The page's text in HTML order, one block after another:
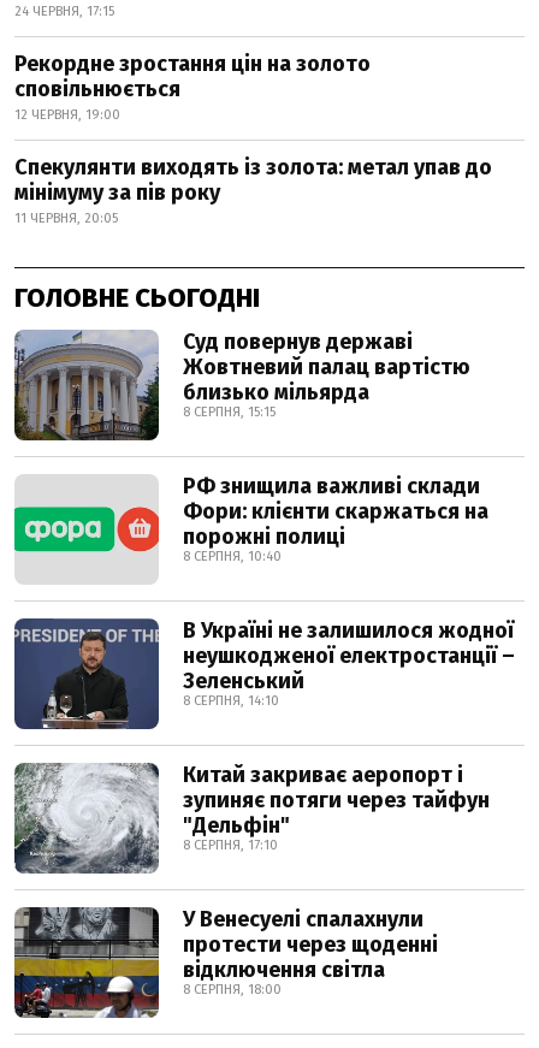
24 ЧЕРВНЯ, 17:15
Рекордне зростання цін на золото
сповільнюється
12 ЧЕРВНЯ, 19:00
Спекулянти виходять із золота: метал упав до
мінімуму за пів року
11 ЧЕРВНЯ, 20:05
ГОЛОВНЕ СЬОГОДНІ
Суд повернув державі
Жовтневий палац вартістю
близько мільярда
8 СЕРПНЯ, 15:15
РФ знищила важливі склади
Фори: клієнти скаржаться на
порожні полиці
8 СЕРПНЯ, 10:40
В Україні не залишилося жодної
неушкодженої електростанції –
Зеленський
8 СЕРПНЯ, 14:10
Китай закриває аеропорт і
зупиняє потяги через тайфун
"Дельфін"
8 СЕРПНЯ, 17:10
У Венесуелі спалахнули
протести через щоденні
відключення світла
8 СЕРПНЯ, 18:00